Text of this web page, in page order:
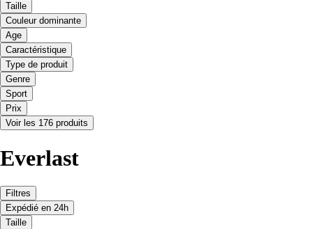
Taille
Couleur dominante
Age
Caractéristique
Type de produit
Genre
Sport
Prix
Voir les 176 produits
Everlast
Filtres
Expédié en 24h
Taille